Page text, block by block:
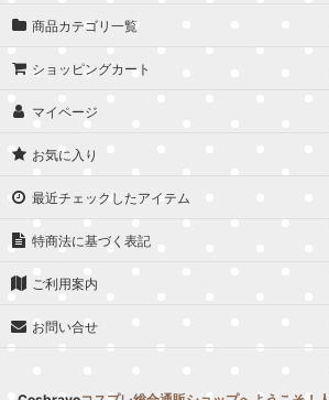
商品カテゴリ一覧
ショッピングカート
マイページ
お気に入り
最近チェックしたアイテム
特商法に基づく表記
ご利用案内
お問い合せ